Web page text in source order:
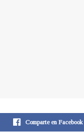
Comparte en Facebook